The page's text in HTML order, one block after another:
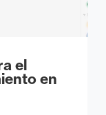
el
en